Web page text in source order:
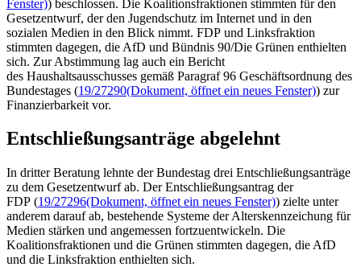
Fenster)) beschlossen. Die Koalitionsfraktionen stimmten für den
Gesetzentwurf, der den Jugendschutz im Internet und in den
sozialen Medien in den Blick nimmt. FDP und Linksfraktion
stimmten dagegen, die AfD und Bündnis 90/Die Grünen enthielten
sich. Zur Abstimmung lag auch ein Bericht
des Haushaltsausschusses gemäß Paragraf 96 Geschäftsordnung des
Bundestages (19/27290(Dokument, öffnet ein neues Fenster)) zur
Finanzierbarkeit vor.
Entschließungsanträge abgelehnt
In dritter Beratung lehnte der Bundestag drei Entschließungsanträge
zu dem Gesetzentwurf ab. Der Entschließungsantrag der
FDP (19/27296(Dokument, öffnet ein neues Fenster)) zielte unter
anderem darauf ab, bestehende Systeme der Alterskennzeichung für
Medien stärken und angemessen fortzuentwickeln. Die
Koalitionsfraktionen und die Grünen stimmten dagegen, die AfD
und die Linksfraktion enthielten sich.